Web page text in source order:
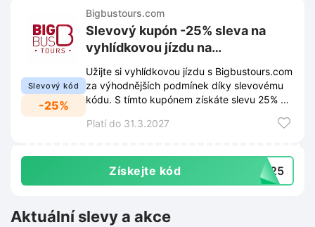
Slevový kód
-25%
Bigbustours.com
Slevový kupón -25% sleva na
vyhlídkovou jízdu na
Bigbustours.com
Užijte si vyhlídkovou jízdu s Bigbustours.com
za výhodnějších podmínek díky slevovému
kódu. S tímto kupónem získáte slevu 25% na
Platí do 31.3.2027
Získejte kód BT25
Aktuální slevy a akce